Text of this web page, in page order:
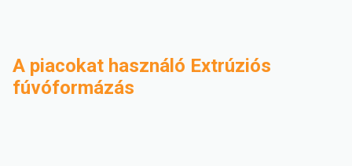
A piacokat használó Extrúziós
fúvóformázás